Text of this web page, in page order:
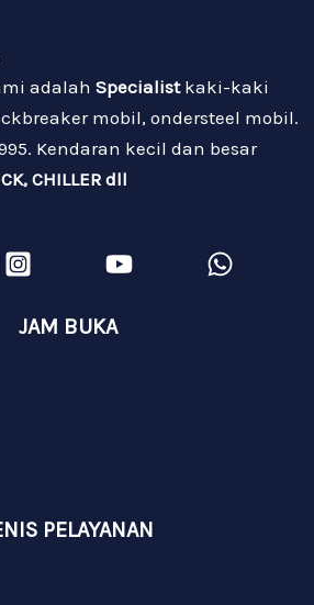
adalah Specialistkaki-kaki
mobil, ondersteel mobil.
Kendaran kecil dan besar
CHILLER dll
JAM BUKA
PELAYANAN